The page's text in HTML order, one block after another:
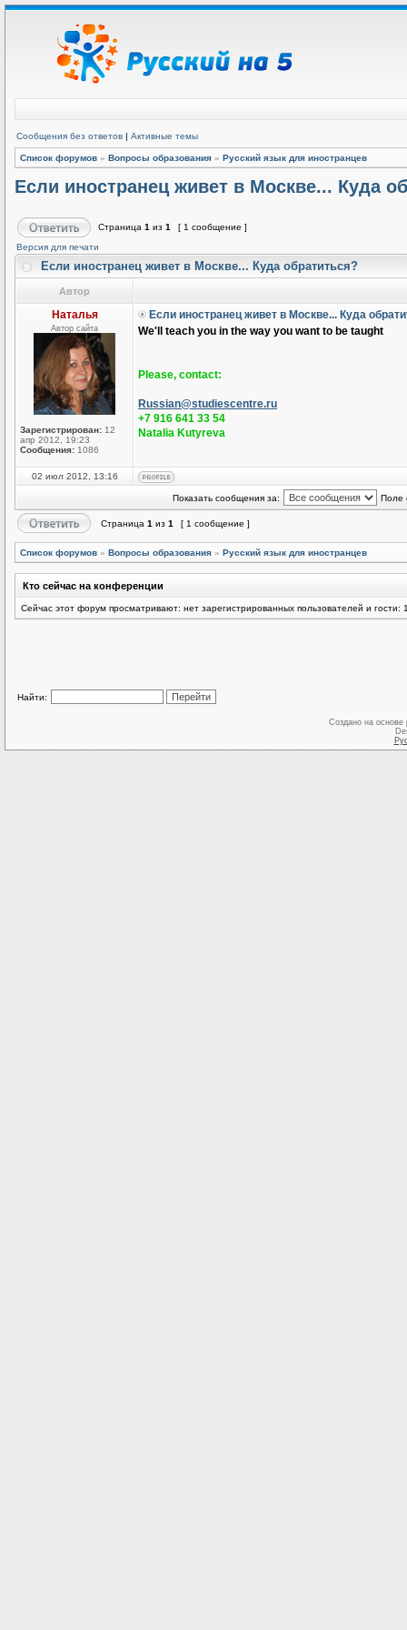
Сообщения без ответов | Активные темы
Список форумов » Вопросы образования » Русский язык для иностранцев
Если иностранец живет в Москве... Куда
Страница 1 из 1
[ 1 сообщение ]
Версия для печати
Если иностранец живет в Москве... Куда обратиться?
Автор
Наталья
Автор сайта
Зарегистрирован: 12
апр 2012, 19:23
Сообщения: 1086
Если иностранец живет в Москве... Куда
We'll teach you in the way you want to be taught
Please, contact:
Russian@studiescentre.ru
+7 916 641 33 54
Natalia Kutyreva
02 июл 2012, 13:16
Показать сообщения за: Поле
Страница 1 из 1 [ 1 сообщение ]
Список форумов » Вопросы образования » Русский язык для иностранцев
Кто сейчас на конференции
Сейчас этот форум просматривают: нет зарегистрированных пользователей и гости:
Найти:
Создано на основе